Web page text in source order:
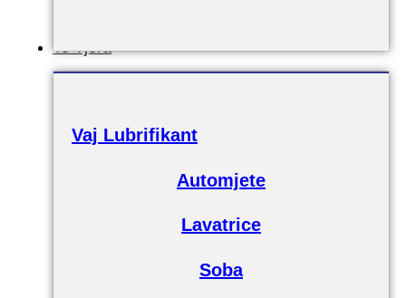
Te Tjera
Vaj Lubrifikant
Automjete
Lavatrice
Soba